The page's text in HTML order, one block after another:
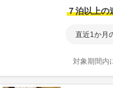
７泊以上の
直近1か月
対象期間内